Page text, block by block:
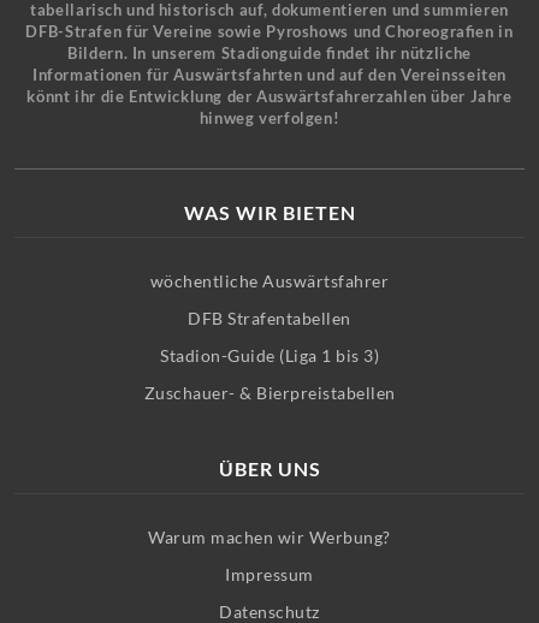
tabellarisch und historisch auf, dokumentieren und summieren
DFB-Strafen für Vereine sowie Pyroshows und Choreografien in
Bildern. In unserem Stadionguide findet ihr nützliche
Informationen für Auswärtsfahrten und auf den Vereinsseiten
könnt ihr die Entwicklung der Auswärtsfahrerzahlen über Jahre
hinweg verfolgen!
WAS WIR BIETEN
wöchentliche Auswärtsfahrer
DFB Strafentabellen
Stadion-Guide (Liga 1 bis 3)
Zuschauer- & Bierpreistabellen
ÜBER UNS
Warum machen wir Werbung?
Impressum
Datenschutz